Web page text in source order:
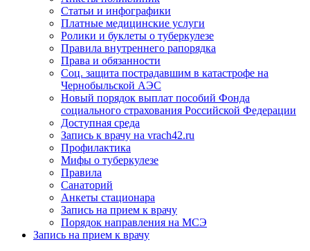
Статьи и инфографики
Платные медицинские услуги
Ролики и буклеты о туберкулезе
Правила внутреннего рапорядка
Права и обязанности
Соц. защита пострадавшим в катастрофе на
Чернобыльской АЭС
Новый порядок выплат пособий Фонда
социального страхования Российской Федерации
Доступная среда
Запись к врачу на vrach42.ru
Профилактика
Мифы о туберкулезе
Правила
Санаторий
Анкеты стационара
Запись на прием к врачу
Порядок направления на МСЭ
Запись на прием к врачу